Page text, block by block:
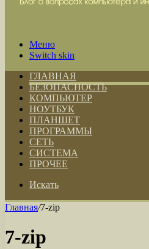
Меню
Switch skin
ГЛАВНАЯ
БЕЗОПАСНОСТЬ
КОМПЬЮТЕР
НОУТБУК
ПЛАНШЕТ
ПРОГРАММЫ
СЕТЬ
СИСТЕМА
ПРОЧЕЕ
Искать
Главная/7-zip
7-zip